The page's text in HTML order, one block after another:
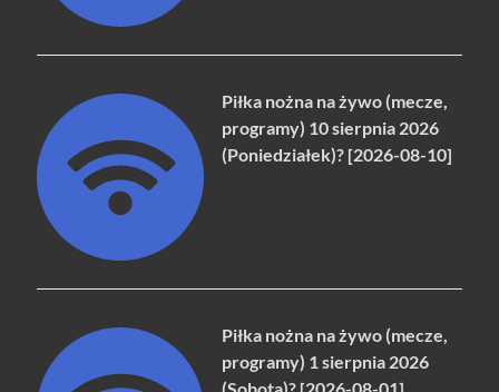
Piłka nożna na żywo (mecze,
programy) 10 sierpnia 2026
(Poniedziałek)? [2026-08-10]
Piłka nożna na żywo (mecze,
programy) 1 sierpnia 2026